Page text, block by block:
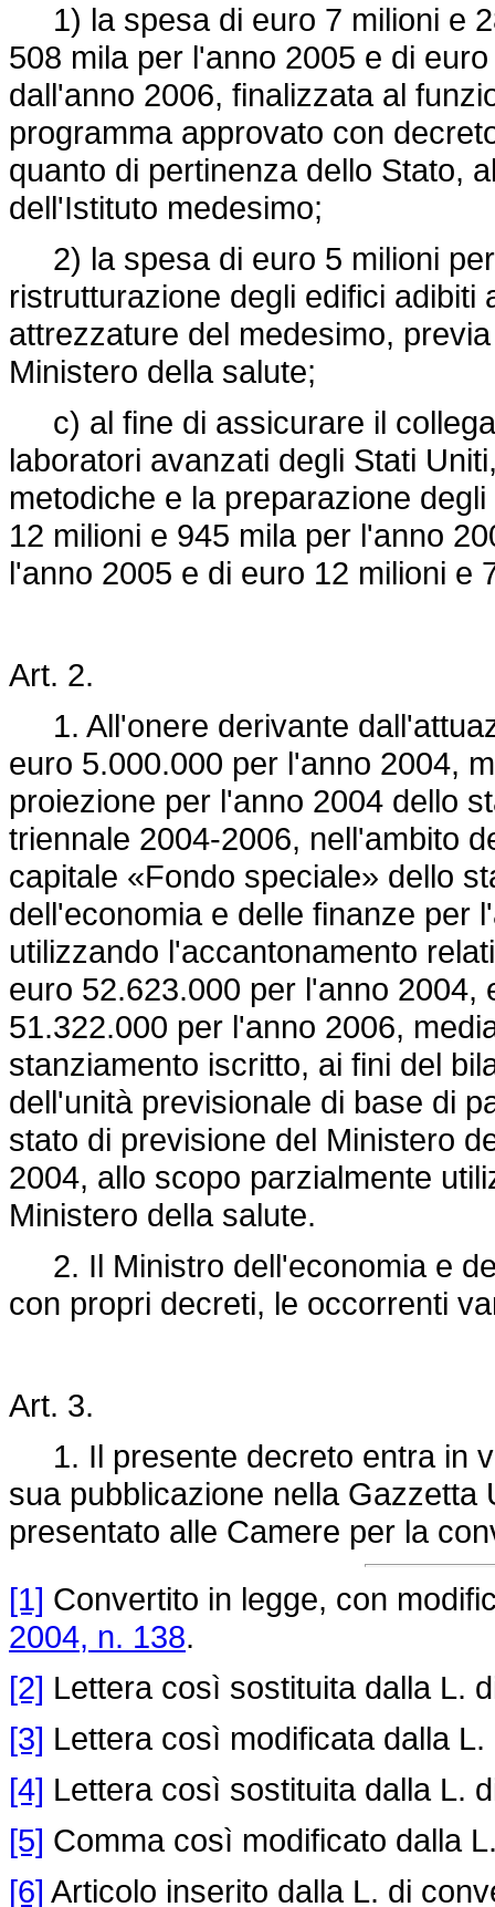
1) la spesa di euro 7 milioni e
508 mila per l'anno 2005 e di
dall'anno 2006, finalizzata al
programma approvato con
quanto di pertinenza dello Stato,
dell'Istituto medesimo;
2) la spesa di euro 5 milioni
ristrutturazione degli edifici
attrezzature del medesimo,
Ministero della salute;
c) al fine di assicurare il
laboratori avanzati degli Stati
metodiche e la preparazione
12 milioni e 945 mila per l'anno
l'anno 2005 e di euro 12 milioni e
Art. 2.
1. All'onere derivante
euro 5.000.000 per l'anno 2004,
proiezione per l'anno 2004 dello
triennale 2004-2006, nell'ambito
capitale «Fondo speciale» dello
dell'economia e delle finanze per
utilizzando l'accantonamento
euro 52.623.000 per l'anno
51.322.000 per l'anno 2006,
stanziamento iscritto, ai fini del
dell'unità previsionale di base di
stato di previsione del Ministero
2004, allo scopo parzialmente
Ministero della salute.
2. Il Ministro dell'economia e
con propri decreti, le occorrenti
Art. 3.
1. Il presente decreto entra in
sua pubblicazione nella Gazzetta
presentato alle Camere per la
[1] Convertito in legge, con
2004, n. 138.
[2] Lettera così sostituita dalla L.
[3] Lettera così modificata dalla
[4] Lettera così sostituita dalla L.
[5] Comma così modificato dalla
[6] Articolo inserito dalla L. di